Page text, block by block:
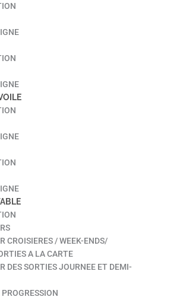
CROISIERES / WEEK-ENDS/
A LA CARTE
DES SORTIES JOURNEE ET DEMI-